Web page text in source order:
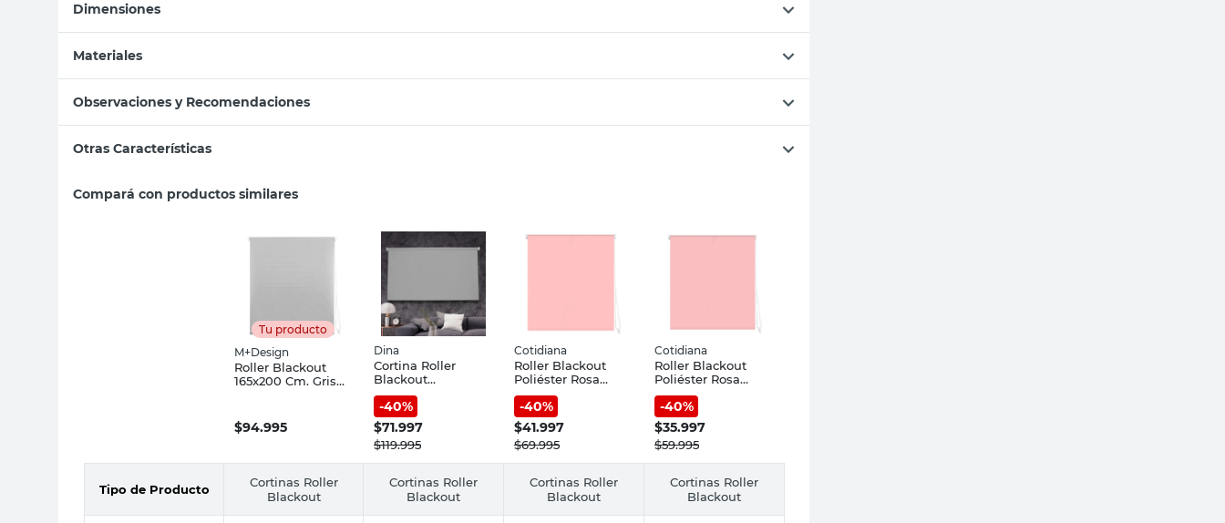
Dimensiones
Materiales
Observaciones y Recomendaciones
Otras Características
Compará con productos similares
Tu producto
M+Design
Roller Blackout
165x200 Cm. Gris
$94.995
Dina
Cortina Roller
Blackout
Poliéster/Lino Gris
120x165 Cm
Enrollable Dina
-40%
$71.997
$119.995
Cotidiana
Roller Blackout
Poliéster Rosa
150x165 Cm
Cotidiana
-40%
$41.997
$69.995
Cotidiana
Roller Blackout
Poliéster Rosa
120X165 Cm
Cotidiana
-40%
$35.997
$59.995
Tipo de Producto
Cortinas Roller
Blackout
Cortinas Roller
Blackout
Cortinas Roller
Blackout
Cortinas Roller
Blackout